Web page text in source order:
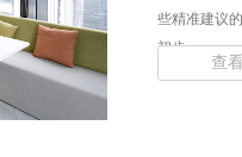
些精准建议
初步... ...
查